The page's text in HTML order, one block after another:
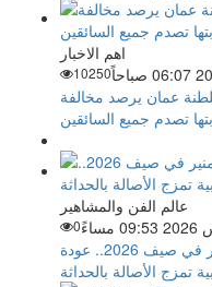
اهم الاخبار
10250
عمان يرصد مخالفة
تصدم جميع السائقين
عالم الفن والمشاهير
0
شاهد .. «يسألوا عنك» مفاجأة محمد منير في صيف 2026.. عودة
تمزج الأصالة بالحداثة